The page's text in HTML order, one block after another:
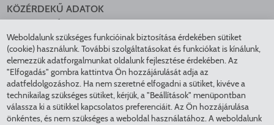
KÖZÉRDEKŰ ADATOK
KÖZLEKEDÉS
ADATKEZELÉS
ÁTLÁTHATÓ ÖNKORMÁNYZAT
COOKIE BEÁLLÍTÁSOK
INTÉZMÉNYEK
Weboldalunk szükséges funkcióinak biztosítása érdekében sütiket
(cookie) használunk. További szolgáltatásokat és funkciókat is kínálunk,
elemezzük adatforgalmunkat oldalunk fejlesztése érdekében. Az
"Elfogadás" gombra kattintva Ön hozzájárulását adja az
adatfeldolgozáshoz. Ha nem szeretné elfogadni a sütiket, kivéve a
technikailag szükséges sütiket, kérjük, a "Beállítások" menüpontban
válassza ki a sütikkel kapcsolatos preferenciáit. Az Ön hozzájárulása
önkéntes, és nem szükséges a weboldal használatához. A weboldalunk